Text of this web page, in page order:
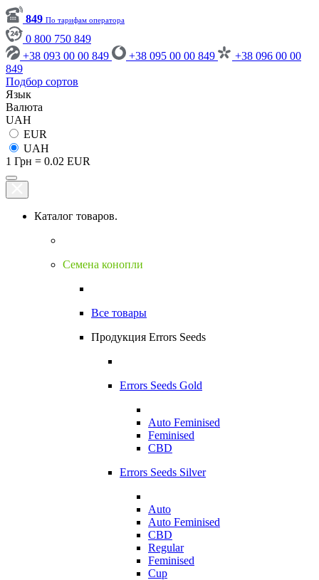
849 По тарифам оператора
0 800 750 849
+38 093 00 00 849
+38 095 00 00 849
+38 096 00 00
849
Подбор сортов
Язык
Валюта
UAH
EUR
UAH
1 Грн = 0.02 EUR
Каталог товаров.
Семена конопли
Все товары
Продукция Errors Seeds
Errors Seeds Gold
Auto Feminised
Feminised
CBD
Errors Seeds Silver
Auto
Auto Feminised
CBD
Regular
Feminised
Cup